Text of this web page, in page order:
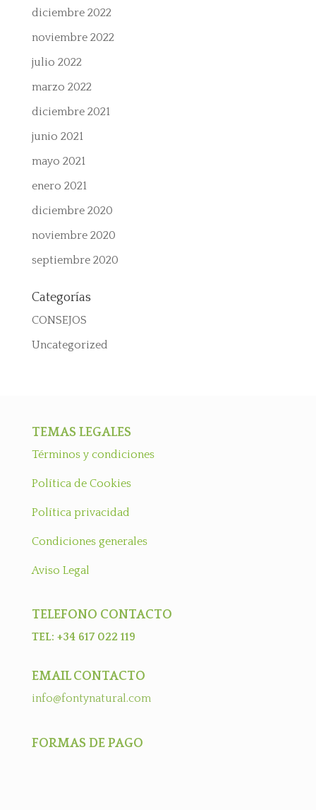
diciembre 2022
noviembre 2022
julio 2022
marzo 2022
diciembre 2021
junio 2021
mayo 2021
enero 2021
diciembre 2020
noviembre 2020
septiembre 2020
Categorías
CONSEJOS
Uncategorized
TEMAS LEGALES
Términos y condiciones
Política de Cookies
Política privacidad
Condiciones generales
Aviso Legal
TELEFONO CONTACTO
TEL: +34 617 022 119
EMAIL CONTACTO
info@fontynatural.com
FORMAS DE PAGO